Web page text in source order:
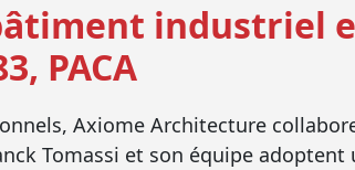
industriel
PACA
Axiome Architecture
Tomassi et son équipe